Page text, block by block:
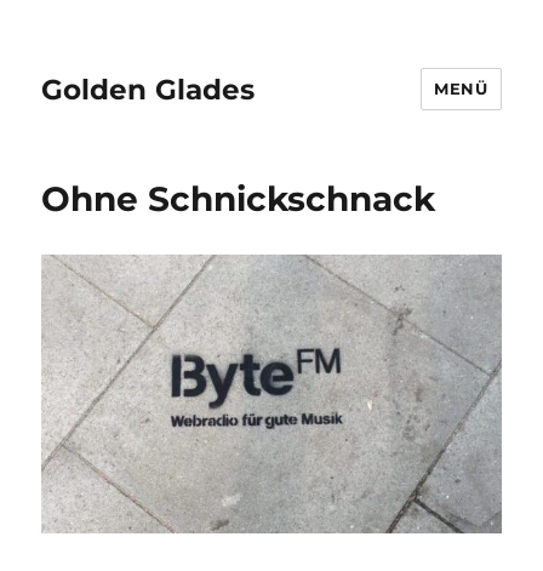
Golden Glades MENÜ
Ohne Schnickschnack